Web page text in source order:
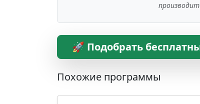
🚀 Подобрать
Похожие программы